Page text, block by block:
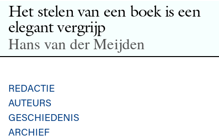
Het stelen van een boek is een
elegant vergrijp
Hans van der Meijden
REDACTIE
AUTEURS
GESCHIEDENIS
ARCHIEF